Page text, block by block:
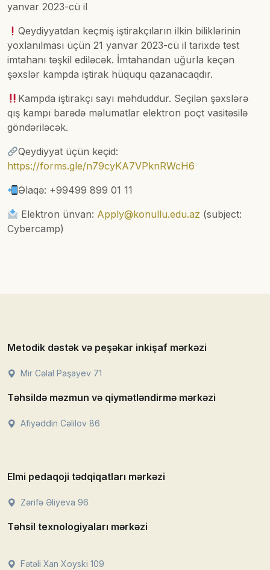
yanvar 2023-cü il
Qeydiyyatdan keçmiş iştirakçıların ilkin biliklərinin
yoxlanılması üçün 21 yanvar 2023-cü il tarixdə test
imtahanı təşkil ediləcək. İmtahandan uğurla keçən
şəxslər kampda iştirak hüququ qazanacaqdır.
Kampda iştirakçı sayı məhduddur. Seçilən şəxslərə
qış kampı barədə məlumatlar elektron poçt vasitəsilə
göndəriləcək.
Qeydiyyat üçün keçid:
https://forms.gle/n79cyKA7VPknRWcH6
Əlaqə: +99499 899 01 11
Elektron ünvan: Apply@konullu.edu.az (subject:
Cybercamp)
Metodik dəstək və peşəkar inkişaf mərkəzi
Mir Cəlal Paşayev 71
Təhsildə məzmun və qiymətləndirmə mərkəzi
Afiyəddin Cəlilov 86
Elmi pedaqoji tədqiqatları mərkəzi
Zərifə Əliyeva 96
Təhsil texnologiyaları mərkəzi
Fətəli Xan Xoyski 109